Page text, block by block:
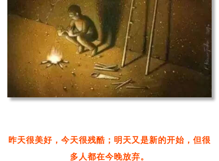
昨天很美好，今天很残酷；明天又是新的开始，但很
多人都在今晚放弃。